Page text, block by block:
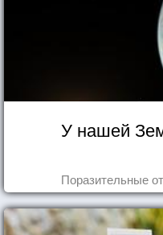
У нашей
Поразительные